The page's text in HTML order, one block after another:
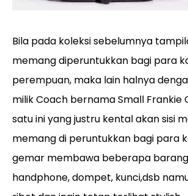
Bila pada koleksi sebelumnya
memang diperuntukkan bagi para
perempuan, maka lain halnya
milik Coach bernama Small Frankie
satu ini yang justru kental akan sisi
memang di peruntukkan bagi para
gemar membawa beberapa
handphone, dompet, kunci,dsb